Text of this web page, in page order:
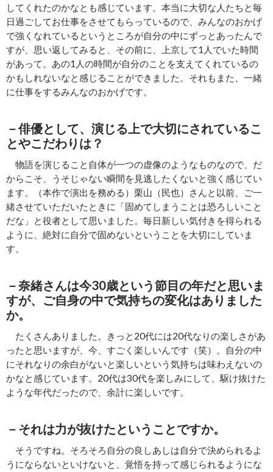
してくれたのかなとも感じています。本当に大切な人たちと毎
日過ごしてお仕事をさせてもらっているので、みんなのおかげ
で強くなれているというところが自分の中にずっとあったんで
すが、思い返してみると、その前に、上京して1人でいた時間
があって。あの1人の時間が自分のことを支えてくれているの
かもしれないなと感じることができました。それもまた、一緒
に仕事をするみんなのおかげです。
－俳優として、演じる上で大切にされているこ
とやこだわりは？
物語を演じること自体が一つの虚像のようなものなので、だ
からこそ、うそじゃない瞬間を見逃したくないと強く感じてい
ます。（本作で演出を務める）栗山（民也）さんと以前、ご一
緒させていただいたときに「固めてしまうことは恐ろしいこと
だな」と役者として思いました。毎日新しい気付きを得られる
ように、絶対に自分で固めないということを大切にしていま
す。
－奈緒さんは今30歳という節目の年だと思いま
すが、ご自身の中で気持ちの変化はありました
か。
たくさんありました。きっと20代には20代なりの楽しさがあ
ったと思いますが、今、すごく楽しいんです（笑）。自分の中
にそれなりの余白がないと楽しいという気持ちは味わえないの
かなと感じています。20代は30代を楽しみにして、駆け抜けた
ような年代だったので、余計に楽しいです。
－それは力が抜けたということですか。
そうですね。そろそろ自分の良しあしは自分で決められるよ
うにならないといけないと、覚悟を持って感じられるようにな